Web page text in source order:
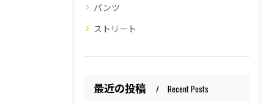
パンツ
ストリート
最近の投稿 Recent Posts